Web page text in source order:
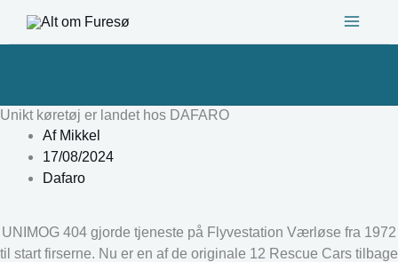
Unikt køretøj er landet hos DAFARO
AfMikkel
17/08/2024
Dafaro
UNIMOG 404 gjorde tjeneste på Flyvestation Værløse fra 1972
til start firserne. Nu er en af de originale 12 Rescue Cars tilbage